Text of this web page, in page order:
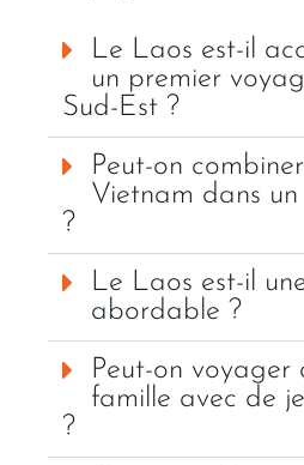
Le Laos est-il
un premier
Sud-Est ?
Peut-on
Vietnam dans
?
Le Laos est-il
abordable ?
Peut-on voyager
famille avec de
?